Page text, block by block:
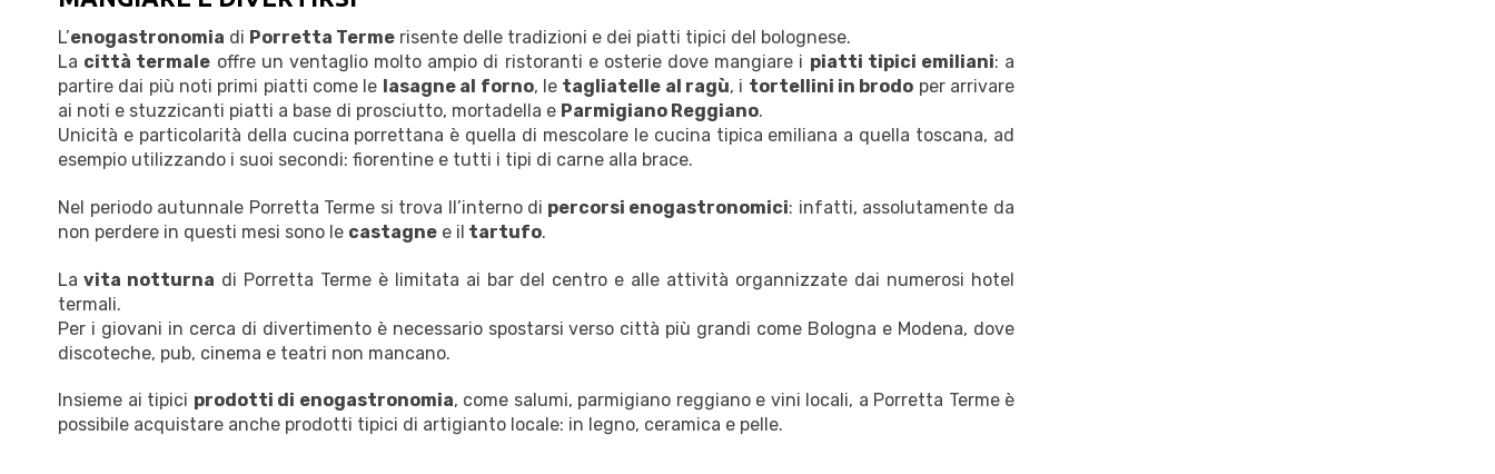
L’enogastronomia di Porretta Terme risente delle tradizioni e dei piatti tipici del bolognese.
La città termale offre un ventaglio molto ampio di ristoranti e osterie dove mangiare i piatti tipici emiliani: a
partire dai più noti primi piatti come le lasagne al forno, le tagliatelle al ragù, i tortellini in brodo per arrivare
ai noti e stuzzicanti piatti a base di prosciutto, mortadella e Parmigiano Reggiano.
Unicità e particolarità della cucina porrettana è quella di mescolare le cucina tipica emiliana a quella toscana, ad
esempio utilizzando i suoi secondi: fiorentine e tutti i tipi di carne alla brace.
Nel periodo autunnale Porretta Terme si trova ll’interno di percorsi enogastronomici: infatti, assolutamente da
non perdere in questi mesi sono le castagne e il tartufo.
La vita notturna di Porretta Terme è limitata ai bar del centro e alle attività organnizzate dai numerosi hotel
termali.
Per i giovani in cerca di divertimento è necessario spostarsi verso città più grandi come Bologna e Modena, dove
discoteche, pub, cinema e teatri non mancano.
Insieme ai tipici prodotti di enogastronomia, come salumi, parmigiano reggiano e vini locali, a Porretta Terme è
possibile acquistare anche prodotti tipici di artigianto locale: in legno, ceramica e pelle.